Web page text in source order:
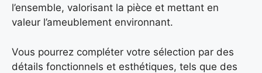
l’ensemble, valorisant la pièce et mettant en
valeur l’ameublement environnant.
Vous pourrez compléter votre sélection par des
détails fonctionnels et esthétiques, tels que des